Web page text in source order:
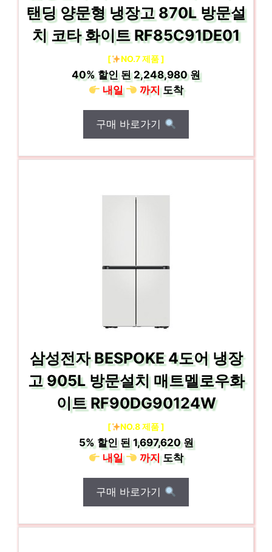
탠딩 양문형 냉장고 870L 방문설
치 코타 화이트 RF85C91DE01
[ NO.7 제품 ]
40%할인 된2,248,980 원
내일
까지도착
구매 바로가기
삼성전자 BESPOKE 4도어 냉장
고 905L 방문설치 매트멜로우화
이트 RF90DG90124W
[ NO.8 제품 ]
5%할인 된1,697,620 원
내일
까지도착
구매 바로가기